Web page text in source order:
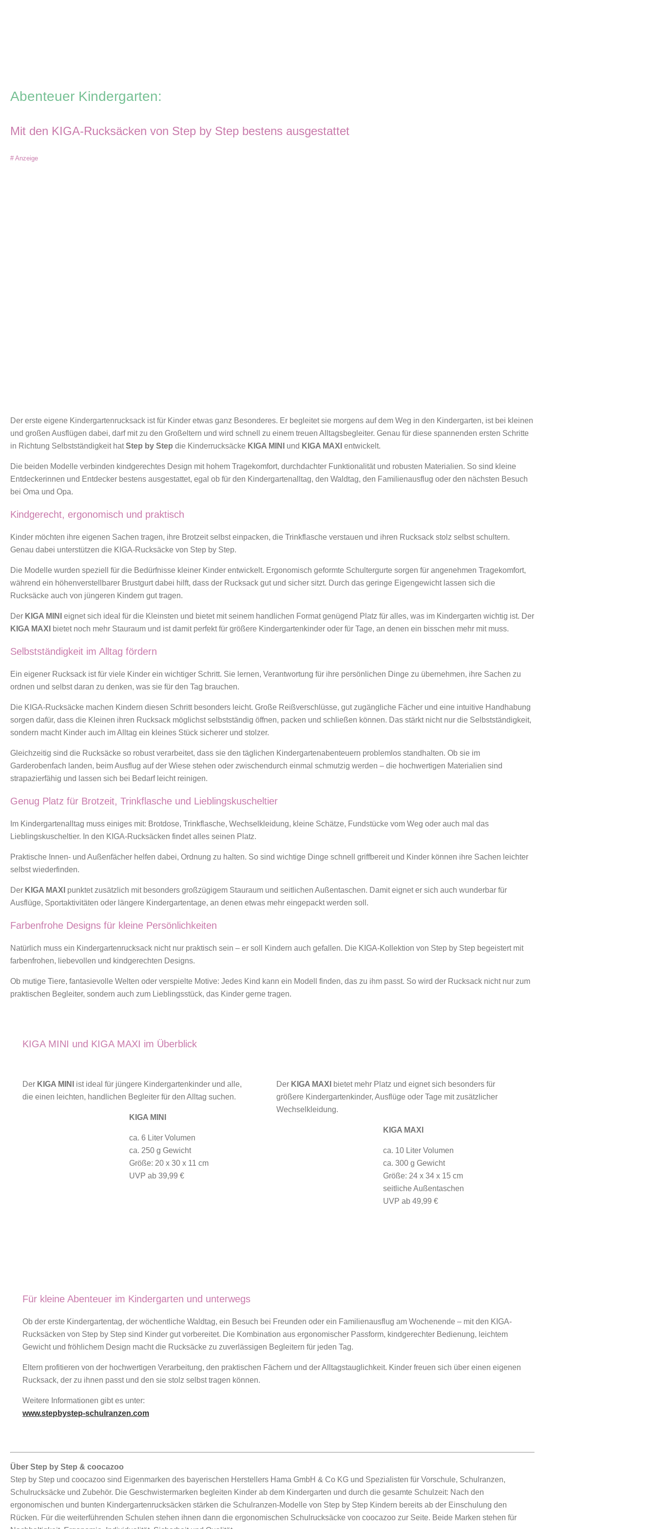
Abenteuer Kindergarten:
Mit den KIGA-Rucksäcken von Step by Step bestens ausgestattet
# Anzeige
Der erste eigene Kindergartenrucksack ist für Kinder etwas ganz Besonderes. Er begleitet sie morgens auf dem Weg in den Kindergarten, ist bei kleinen
und großen Ausflügen dabei, darf mit zu den Großeltern und wird schnell zu einem treuen Alltagsbegleiter. Genau für diese spannenden ersten Schritte
in Richtung Selbstständigkeit hatStep by Step die Kinderrucksäcke KIGA MINI und KIGA MAXI entwickelt.
Die beiden Modelle verbinden kindgerechtes Design mit hohem Tragekomfort, durchdachter Funktionalität und robusten Materialien. So sind kleine
Entdeckerinnen und Entdecker bestens ausgestattet, egal ob für den Kindergartenalltag, den Waldtag, den Familienausflug oder den nächsten Besuch
bei Oma und Opa.
Kindgerecht, ergonomisch und praktisch
Kinder möchten ihre eigenen Sachen tragen, ihre Brotzeit selbst einpacken, die Trinkflasche verstauen und ihren Rucksack stolz selbst schultern.
Genau dabei unterstützen die KIGA-Rucksäcke von Step by Step.
Die Modelle wurden speziell für die Bedürfnisse kleiner Kinder entwickelt. Ergonomisch geformte Schultergurte sorgen für angenehmen Tragekomfort,
während ein höhenverstellbarer Brustgurt dabei hilft, dass der Rucksack gut und sicher sitzt. Durch das geringe Eigengewicht lassen sich die
Rucksäcke auch von jüngeren Kindern gut tragen.
Der KIGA MINI
eignet sich ideal für die Kleinsten und bietet mit seinem handlichen Format genügend Platz für alles, was im Kindergarten wichtig ist. Der
KIGA MAXI
bietet noch mehr Stauraum und ist damit perfekt für größere Kindergartenkinder oder für Tage, an denen ein bisschen mehr mit muss.
Selbstständigkeit im Alltag fördern
Ein eigener Rucksack ist für viele Kinder ein wichtiger Schritt. Sie lernen, Verantwortung für ihre persönlichen Dinge zu übernehmen, ihre Sachen zu
ordnen und selbst daran zu denken, was sie für den Tag brauchen.
Die KIGA-Rucksäcke machen Kindern diesen Schritt besonders leicht. Große Reißverschlüsse, gut zugängliche Fächer und eine intuitive Handhabung
sorgen dafür, dass die Kleinen ihren Rucksack möglichst selbstständig öffnen, packen und schließen können. Das stärkt nicht nur die Selbstständigkeit,
sondern macht Kinder auch im Alltag ein kleines Stück sicherer und stolzer.
Gleichzeitig sind die Rucksäcke so robust verarbeitet, dass sie den täglichen Kindergartenabenteuern problemlos standhalten. Ob sie im
Garderobenfach landen, beim Ausflug auf der Wiese stehen oder zwischendurch einmal schmutzig werden – die hochwertigen Materialien sind
strapazierfähig und lassen sich bei Bedarf leicht reinigen.
Genug Platz für Brotzeit, Trinkflasche und Lieblingskuscheltier
Im Kindergartenalltag muss einiges mit: Brotdose, Trinkflasche, Wechselkleidung, kleine Schätze, Fundstücke vom Weg oder auch mal das
Lieblingskuscheltier. In den KIGA-Rucksäcken findet alles seinen Platz.
Praktische Innen- und Außenfächer helfen dabei, Ordnung zu halten. So sind wichtige Dinge schnell griffbereit und Kinder können ihre Sachen leichter
selbst wiederfinden.
Der KIGA MAXI punktet zusätzlich mit besonders großzügigem Stauraum und seitlichen Außentaschen. Damit eignet er sich auch wunderbar für
Ausflüge, Sportaktivitäten oder längere Kindergartentage, an denen etwas mehr eingepackt werden soll.
Farbenfrohe Designs für kleine Persönlichkeiten
Natürlich muss ein Kindergartenrucksack nicht nur praktisch sein – er soll Kindern auch gefallen. Die KIGA-Kollektion von Step by Step begeistert mit
farbenfrohen, liebevollen und kindgerechten Designs.
Ob mutige Tiere, fantasievolle Welten oder verspielte Motive: Jedes Kind kann ein Modell finden, das zu ihm passt. So wird der Rucksack nicht nur zum
praktischen Begleiter, sondern auch zum Lieblingsstück, das Kinder gerne tragen.
KIGA MINI und KIGA MAXI im Überblick
Der KIGA MINI
ist ideal für jüngere Kindergartenkinder und alle,
die einen leichten, handlichen Begleiter für den Alltag suchen.
KIGA MINI
ca. 6 Liter Volumen
ca. 250 g Gewicht
Größe: 20 x 30 x 11 cm
UVP ab 39,99 €
Der KIGA MAXI
bietet mehr Platz und eignet sich besonders für
größere Kindergartenkinder, Ausflüge oder Tage mit zusätzlicher
Wechselkleidung.
KIGA MAXI
ca. 10 Liter Volumen
ca. 300 g Gewicht
Größe: 24 x 34 x 15 cm
seitliche Außentaschen
UVP ab 49,99 €
Für kleine Abenteuer im Kindergarten und unterwegs
Ob der erste Kindergartentag, der wöchentliche Waldtag, ein Besuch bei Freunden oder ein Familienausflug am Wochenende – mit den KIGA-
Rucksäcken von Step by Step sind Kinder gut vorbereitet. Die Kombination aus ergonomischer Passform, kindgerechter Bedienung, leichtem
Gewicht und fröhlichem Design macht die Rucksäcke zu zuverlässigen Begleitern für jeden Tag.
Eltern profitieren von der hochwertigen Verarbeitung, den praktischen Fächern und der Alltagstauglichkeit. Kinder freuen sich über einen eigenen
Rucksack, der zu ihnen passt und den sie stolz selbst tragen können.
Weitere Informationen gibt es unter:
www.stepbystep-schulranzen.com
Über Step by Step & coocazoo
Step by Step und coocazoo sind Eigenmarken des bayerischen Herstellers Hama GmbH & Co KG und Spezialisten für Vorschule, Schulranzen,
Schulrucksäcke und Zubehör. Die Geschwistermarken begleiten Kinder ab dem Kindergarten und durch die gesamte Schulzeit: Nach den
ergonomischen und bunten Kindergartenrucksäcken stärken die Schulranzen-Modelle von Step by Step Kindern bereits ab der Einschulung den
Rücken. Für die weiterführenden Schulen stehen ihnen dann die ergonomischen Schulrucksäcke von coocazoo zur Seite. Beide Marken stehen für